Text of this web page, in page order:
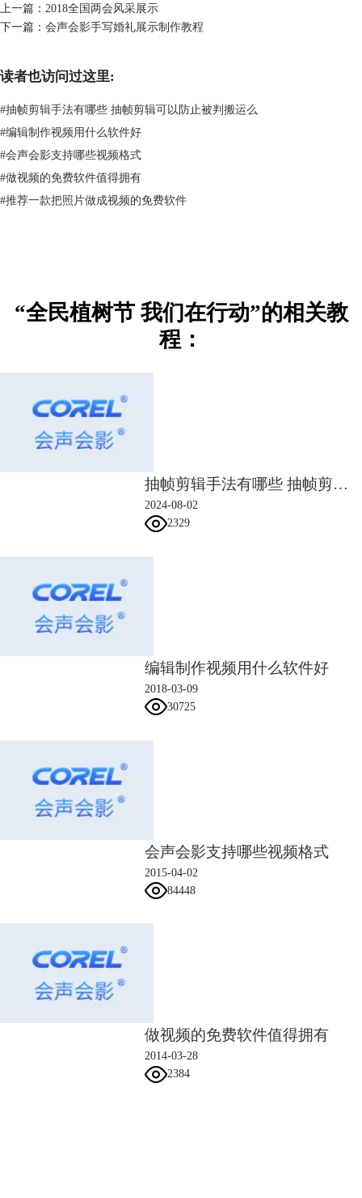
一、素材准备
本期的主题是植树，所以呢，主角当然都是植物喽，于是小编从网上
down了种子、树苗、树枝、参天大树这样树木生长的不同阶段的图片来
填充画面，另外PS提前做了一个字幕框。
1、视频素材
另外我提前用AE渲染了一个植树节主题的视频作为片头。
图3：视频遮罩背景
本次使用的依旧是一首没有人声的纯音乐作为BGM。
二、视频制作
1、片头制作
色块进入覆叠轨1，右键自定义动作，把大小后面的锁定宽高比的开关给
解了，调整到合适大小，然后设置它的运动轨迹，由底部向中间运动，稍
作停顿，然后运动到左面，再变短，最后消失。
上一篇： 2018全国两会风采展示
下一篇： 会声会影手写婚礼展示制作教程
读者也访问过这里:
#抽帧剪辑手法有哪些 抽帧剪辑可以防止被判搬运么
#编辑制作视频用什么软件好
#会声会影支持哪些视频格式
#做视频的免费软件值得拥有
#推荐一款把照片做成视频的免费软件
“全民植树节 我们在行动”的相关教
程：
抽帧剪辑手法有哪些 抽帧剪辑可以防止被判搬运么
2024-08-02
2329
编辑制作视频用什么软件好
2018-03-09
30725
会声会影支持哪些视频格式
2015-04-02
84448
做视频的免费软件值得拥有
2014-03-28
2384